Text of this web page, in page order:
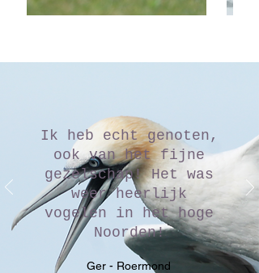
Ik heb echt genoten,
ook van het fijne
gezelschap! Het was
weer heerlijk
vogelen in het hoge
Noorden!
Ger - Roermond